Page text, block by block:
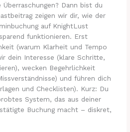
Dann bist du
zeigen wir dir, wie der
auf KnightLust
funktionieren. Erst
(warum Klarheit und Tempo
dein Interesse (klare Schritte,
wecken Begehrlichkeit
und führen dich
und Checklisten). Kurz: Du
System, das aus deiner
Buchung macht – diskret,